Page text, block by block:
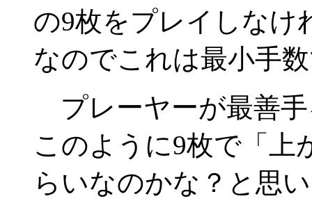
の9枚をプレイしなけ
なのでこれは最小手
プレーヤーが最善
このように9枚で「上
らいなのかな？と思